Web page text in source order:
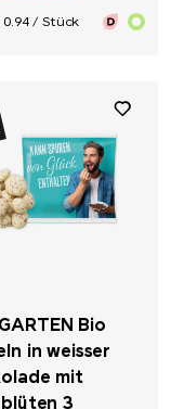
/ Stück
Bio
in weisser
mit
3